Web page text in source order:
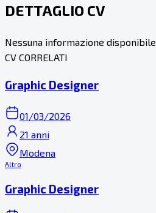
DETTAGLIO CV
Nessuna informazione disponibile
CV CORRELATI
Graphic Designer
01/03/2026
21 anni
Modena
Altro
Graphic Designer